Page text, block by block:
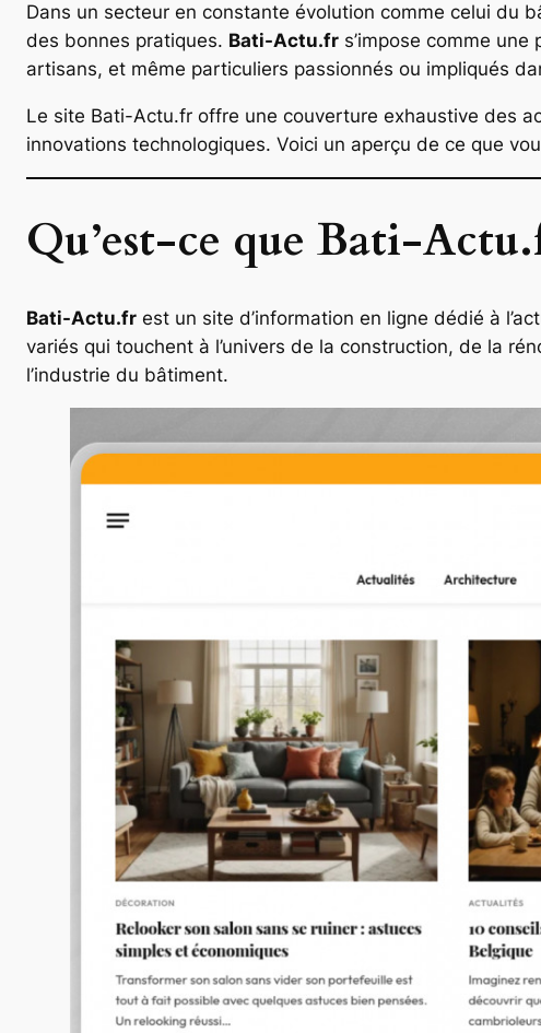
Dans un secteur en constante évolution comme celui du
des bonnes pratiques. Bati-Actu.fr s’impose comme
artisans, et même particuliers passionnés ou impliqués
Le site Bati-Actu.fr offre une couverture exhaustive des
innovations technologiques. Voici un aperçu de ce que
Qu’est-ce que Bati-
Bati-Actu.fr est un site d’information en ligne dédié à
variés qui touchent à l’univers de la construction, de la
l’industrie du bâtiment.